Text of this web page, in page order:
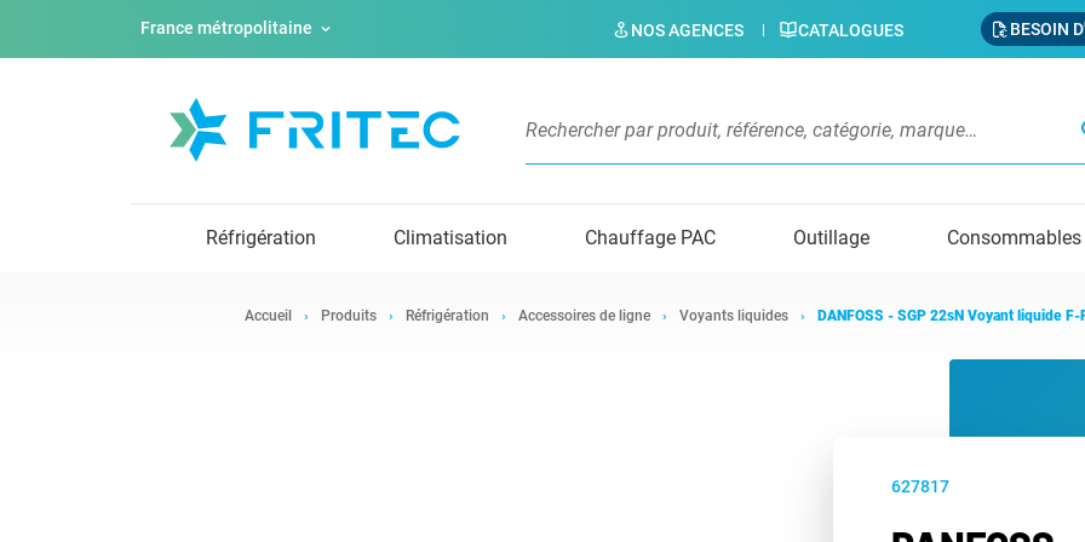
France métropolitaine NOS AGENCES CATALOGUES BESOIN
Réfrigération Climatisation Chauffage PAC Outillage Consommables
Accueil Produits Réfrigération Accessoires de ligne Voyants liquides DANFOSS - SGP 22sN Voyant liquide F-
627817